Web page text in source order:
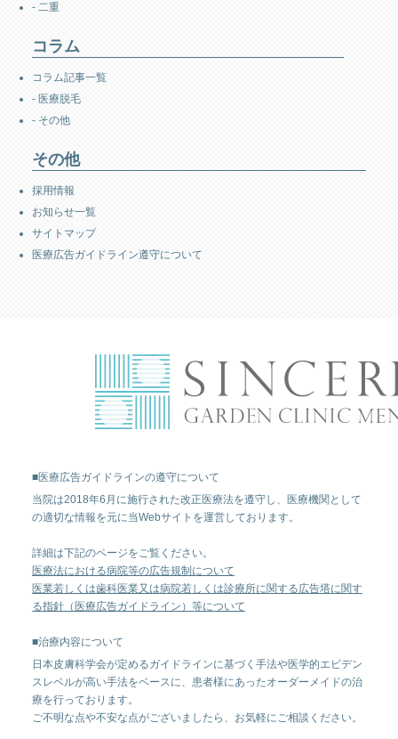
- 二重
コラム
コラム記事一覧
- 医療脱毛
- その他
その他
採用情報
お知らせ一覧
サイトマップ
医療広告ガイドライン遵守について
■医療広告ガイドラインの遵守について
当院は2018年6月に施行された改正医療法を遵守し、医療機関として
の適切な情報を元に当Webサイトを運営しております。
詳細は下記のページをご覧ください。
医療法における病院等の広告規制について
医業若しくは歯科医業又は病院若しくは診療所に関する広告塔に関す
る指針（医療広告ガイドライン）等について
■治療内容について
日本皮膚科学会が定めるガイドラインに基づく手法や医学的エビデン
スレベルが高い手法をベースに、患者様にあったオーダーメイドの治
療を行っております。
ご不明な点や不安な点がございましたら、お気軽にご相談ください。